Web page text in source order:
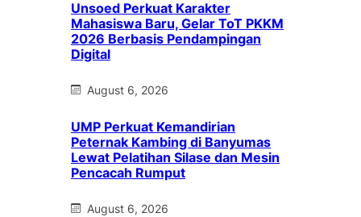
Unsoed Perkuat Karakter
Mahasiswa Baru, Gelar ToT PKKM
2026 Berbasis Pendampingan
Digital
August 6, 2026
UMP Perkuat Kemandirian
Peternak Kambing di Banyumas
Lewat Pelatihan Silase dan Mesin
Pencacah Rumput
August 6, 2026